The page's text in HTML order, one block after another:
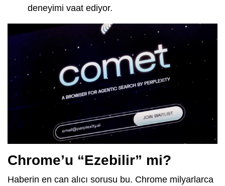
deneyimi vaat ediyor.
Chrome’u “Ezebilir” mi?
Haberin en can alıcı sorusu bu. Chrome milyarlarca